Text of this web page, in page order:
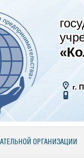
г.
ОРГАНИЗАЦИИ